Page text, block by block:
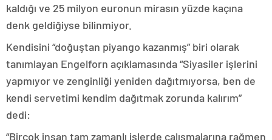
kaldığı ve 25 milyon euronun mirasın yüzde kaçına
denk geldiğiyse bilinmiyor.
Kendisini “doğuştan piyango kazanmış” biri olarak
tanımlayan Engelforn açıklamasında “Siyasiler işlerini
yapmıyor ve zenginliği yeniden dağıtmıyorsa, ben de
kendi servetimi kendim dağıtmak zorunda kalırım”
dedi:
“Birçok insan tam zamanlı işlerde çalışmalarına rağmen